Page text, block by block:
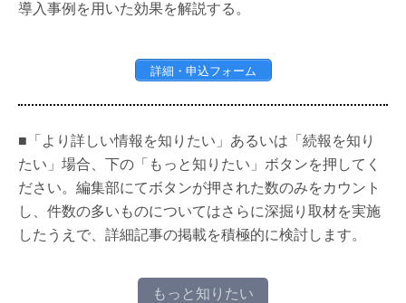
導入事例を用いた効果を解説する。
詳細・申込フォーム
■「より詳しい情報を知りたい」あるいは「続報を知り
たい」場合、下の「もっと知りたい」ボタンを押してく
ださい。編集部にてボタンが押された数のみをカウント
し、件数の多いものについてはさらに深掘り取材を実施
したうえで、詳細記事の掲載を積極的に検討します。
もっと知りたい